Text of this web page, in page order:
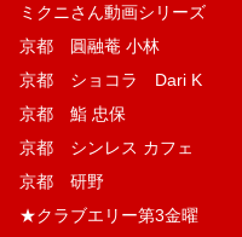
ミクニさん動画シリーズ
京都 圓融菴 小林
京都 ショコラ Dari K
京都 鮨 忠保
京都 シンレス カフェ
京都 研野
★クラブエリー第3金曜